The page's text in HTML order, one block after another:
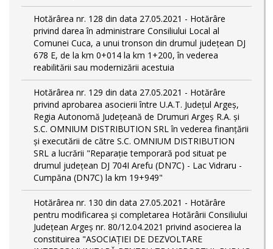
Hotărârea nr. 128 din data 27.05.2021 - Hotărâre
privind darea în administrare Consiliului Local al
Comunei Cuca, a unui tronson din drumul județean DJ
678 E, de la km 0+014 la km 1+200, în vederea
reabilitării sau modernizării acestuia
Hotărârea nr. 129 din data 27.05.2021 - Hotărâre
privind aprobarea asocierii între U.A.T. Județul Argeș,
Regia Autonomă Județeană de Drumuri Argeș R.A. și
S.C. OMNIUM DISTRIBUTION SRL în vederea finanţării
şi executării de către S.C. OMNIUM DISTRIBUTION
SRL a lucrării "Reparație temporară pod situat pe
drumul județean DJ 704I Arefu (DN7C) - Lac Vidraru -
Cumpăna (DN7C) la km 19+949"
Hotărârea nr. 130 din data 27.05.2021 - Hotărâre
pentru modificarea și completarea Hotărârii Consiliului
Județean Argeș nr. 80/12.04.2021 privind asocierea la
constituirea "ASOCIAȚIEI DE DEZVOLTARE